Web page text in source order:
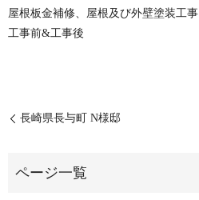
屋根板金補修、屋根及び外壁塗装工事
工事前&工事後
長崎県長与町 N様邸